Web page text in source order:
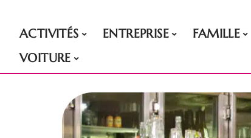
ACTIVITÉS ENTREPRISE FAMILLE
VOITURE